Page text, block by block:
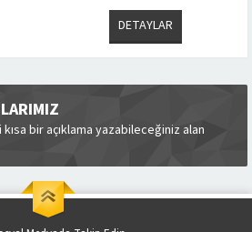
DETAYLAR
bir açıklama yazabileceğiniz alan